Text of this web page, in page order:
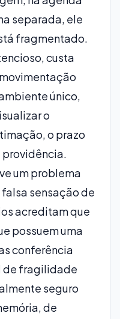
separada, ele
fragmentado.
custa
único,
o
o prazo
um problema
sensação de
acreditam que
possuem uma
conferência
de fragilidade
seguro
de